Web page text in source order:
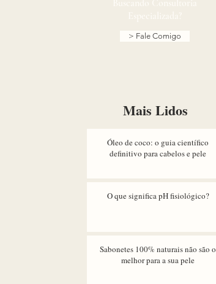
> Fale Comigo
Mais Lidos
Óleo de coco: o guia científico
definitivo para cabelos e pele
O que significa pH fisiológico?
Sabonetes 100% naturais não são o
melhor para a sua pele